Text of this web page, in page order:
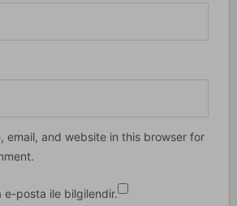
email, and website in this browser for
e-posta ile bilgilendir.